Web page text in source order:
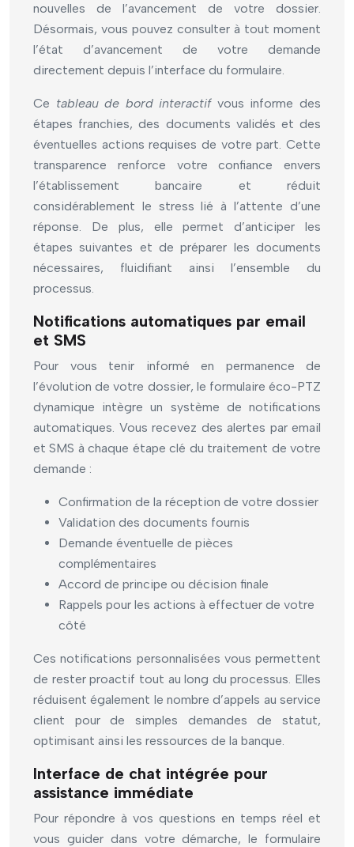
nouvelles de l’avancement de votre dossier.
Désormais, vous pouvez consulter à tout moment
l’état d’avancement de votre demande
directement depuis l’interface du formulaire.
Ce tableau de bord interactif vous informe des
étapes franchies, des documents validés et des
éventuelles actions requises de votre part. Cette
transparence renforce votre confiance envers
l’établissement bancaire et réduit
considérablement le stress lié à l’attente d’une
réponse. De plus, elle permet d’anticiper les
étapes suivantes et de préparer les documents
nécessaires, fluidifiant ainsi l’ensemble du
processus.
Notifications automatiques par email
et SMS
Pour vous tenir informé en permanence de
l’évolution de votre dossier, le formulaire éco-PTZ
dynamique intègre un système de notifications
automatiques. Vous recevez des alertes par email
et SMS à chaque étape clé du traitement de votre
demande :
Confirmation de la réception de votre dossier
Validation des documents fournis
Demande éventuelle de pièces
complémentaires
Accord de principe ou décision finale
Rappels pour les actions à effectuer de votre
côté
Ces notifications personnalisées vous permettent
de rester proactif tout au long du processus. Elles
réduisent également le nombre d’appels au service
client pour de simples demandes de statut,
optimisant ainsi les ressources de la banque.
Interface de chat intégrée pour
assistance immédiate
Pour répondre à vos questions en temps réel et
vous guider dans votre démarche, le formulaire